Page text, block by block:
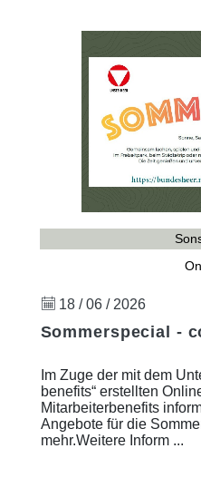
18 / 06 / 2026
Sommerspecial -
Im Zuge der mit dem
benefits“ erstellten
Mitarbeiterbenefits
Angebote für die
mehr.Weitere Inform ...